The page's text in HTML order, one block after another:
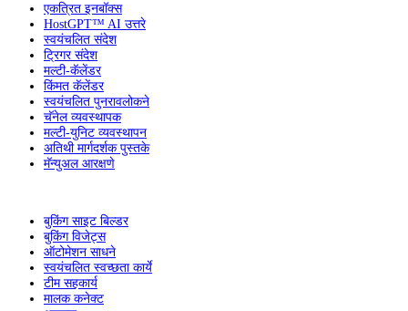
एकत्रित इनबॉक्स
HostGPT™ AI उत्तरे
स्वयंचलित संदेश
ट्रिगर संदेश
मल्टी-कॅलेंडर
किंमत कॅलेंडर
स्वयंचलित पुनरावलोकने
चॅनेल व्यवस्थापक
मल्टी-युनिट व्यवस्थापन
अतिथी मार्गदर्शक पुस्तके
मॅन्युअल आरक्षणे
बुकिंग साइट बिल्डर
बुकिंग विजेट्स
ऑटोमेशन साधने
स्वयंचलित स्वच्छता कार्ये
टीम सहकार्य
मालक कनेक्ट